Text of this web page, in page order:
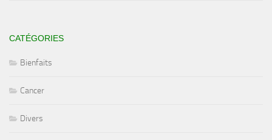
CATÉGORIES
Bienfaits
Cancer
Divers